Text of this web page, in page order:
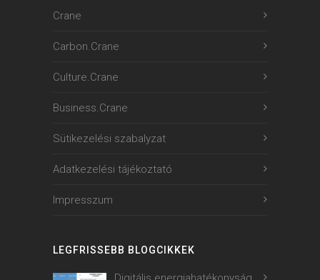
Crane
Carbon.Crane
Culture.Crane
Business.Crane
Sütikezelési szabalyzat
Adatkezelési tájékoztató
Impresszum
LEGFRISSEBB BLOGCIKKEK